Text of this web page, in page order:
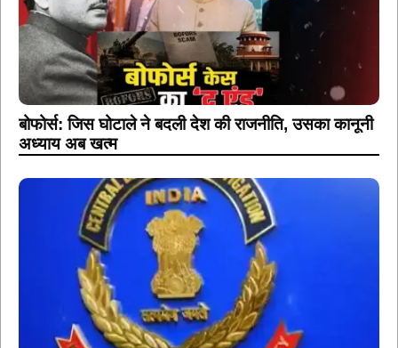
बोफोर्स: जिस घोटाले ने बदली देश की राजनीति, उसका कानूनी
अध्याय अब खत्म